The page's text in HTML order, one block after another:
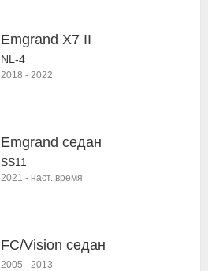
Emgrand X7 II
NL-4
2018 - 2022
Emgrand седан
SS11
2021 - наст. время
FC/Vision седан
2005 - 2013